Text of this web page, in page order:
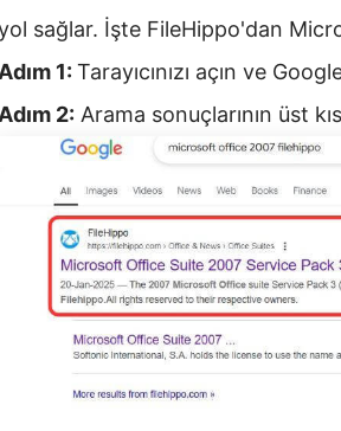
sağlar. İşte FileHippo'dan
Adım 1: Tarayıcınızı açın ve
Adım 2: Arama sonuçlarının üst